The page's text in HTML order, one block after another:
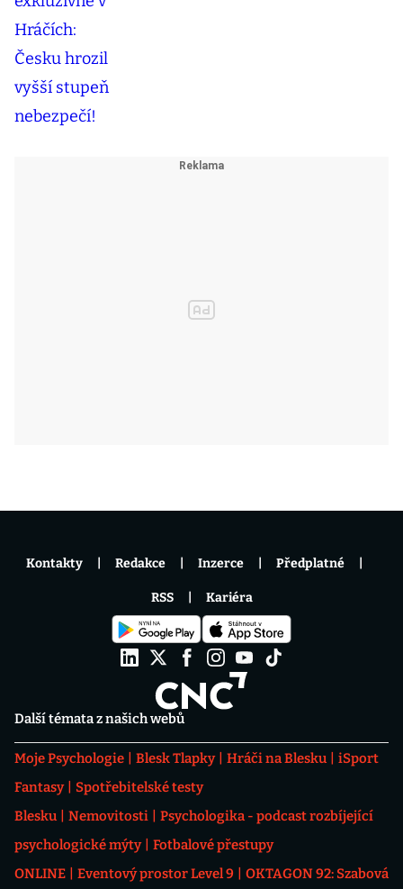
Další témata z našich webů
Moje Psychologie Blesk Tlapky Hráči na Blesku
iSport
Fantasy
Spotřebitelské testy
Blesku
Nemovitosti
Psychologika - podcast rozbíjející
psychologické mýty
Fotbalové přestupy
ONLINE
Eventový prostor Level 9
OKTAGON 92: Szabová
Kontakty Redakce Inzerce Předplatné
RSS Kariéra